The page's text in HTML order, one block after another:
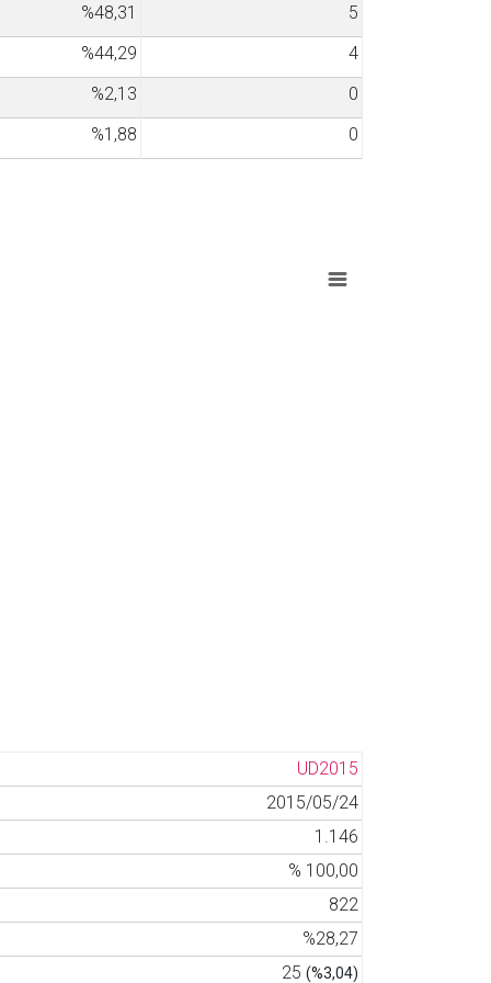
%48,31
5
%44,29
4
%2,13
0
%1,88 0
UD2015
2015/05/24
1.146
% 100,00
822
%28,27
25 (%3,04)